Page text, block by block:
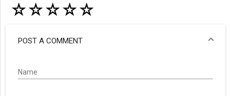
☆☆☆☆☆
POST A COMMENT
Name